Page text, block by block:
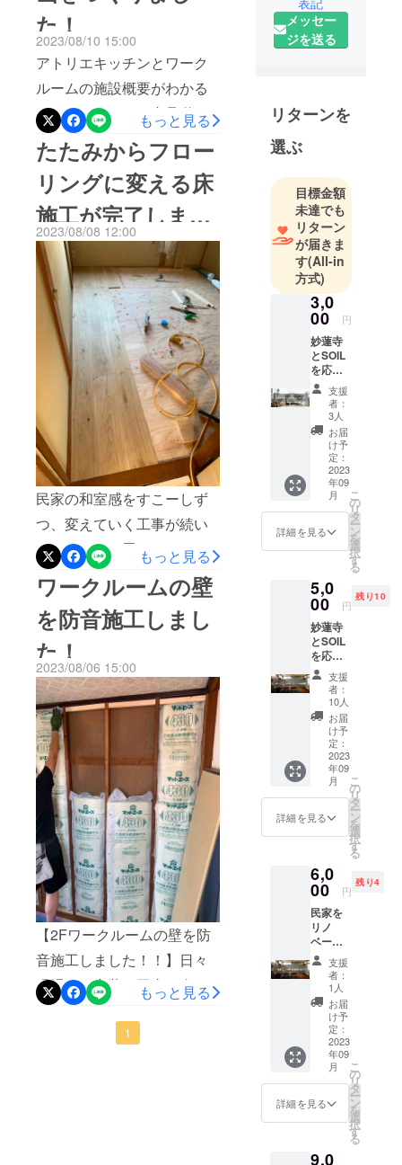
た！
2023/08/10 15:00
アトリエキッチンとワーク
ルームの施設概要がわかる
よう、YouTubeで内見動画
を作成しております！皆さ
ん、こちらのQRコードから
ご覧くださいませ^^
もっと見る
たたみからフロー
リングに変える床
施工が完了しまし
た！
2023/08/08 12:00
民家の和室感をすこーしず
つ、変えていく工事が続い
ております^^畳をはいだ状
態ですフローリング完了の
様子（高さや幅をあわせて
木をカットするのが意外と
大変なんです。。）
もっと見る
ワークルームの壁
を防音施工しまし
た！
2023/08/06 15:00
【2Fワークルームの壁を防
音施工しました！！】日々
現場は、内装の工事を進
め、その裏で予約管理や申
請まわりをパキパキ進める
もっと見る
1
地域で、仕
事をする。
そんな自然
す！
10月にオー
SOILは、事
業者として
のやってみ
たいを根付
かせる場所
です。
1Fには、会
員制のアト
リエキッチ
ン(＝シェア
キッチン)
2Fには、1日
貸しの個室
ルーム
多様の働き
て、町を耕
妙蓮寺に住
む方々と、
新しい文化
を共創して
いけるよう
にしていき
メッセー
ジを送る
リターンを
選ぶ
目標金額
未達でも
リターン
が届きま
す(All-in
方式)
3,0
00 円
妙蓮寺
とSOIL
を応援
してく
ださっ
た方々
に、メ
ンバー
からお
礼の
メッ
セージ
をお送
りしま
す！
支援
者：
3人
お届
け予
定：
2023
年09
月
詳細を見る
こ
の
リ
タ
ー
ン
を
選
択
す
る
5,0
00 円
残り10
妙蓮寺
とSOIL
を応援
してく
ださっ
た方々
へ、
オープ
ニング
パー
ティー
の招待
をさせ
ていた
だきま
支援
者：
10人
お届
け予
定：
2023
年09
月
詳細を見る
こ
の
リ
タ
ー
ン
を
選
択
す
る
6,0
00 円
残り4
民家を
リノ
ベー
ション
する参
加券2名
分（一
緒に壁
を塗っ
たり、
ものを
つくっ
たりし
ましょ
う！）
2023年
支援
者：
1人
お届
け予
定：
2023
年09
月
詳細を見る
こ
の
リ
タ
ー
ン
を
選
択
す
る
9,0